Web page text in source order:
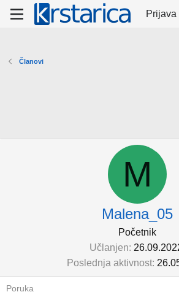
Prijava
Članovi
M
Malena_05
Početnik
Učlanjen
Poslednja aktivnost
Poruka